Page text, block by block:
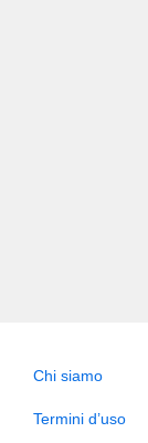
Chi siamo
Termini d’uso